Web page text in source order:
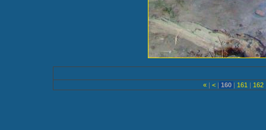
« | < | 160 | 161 | 162